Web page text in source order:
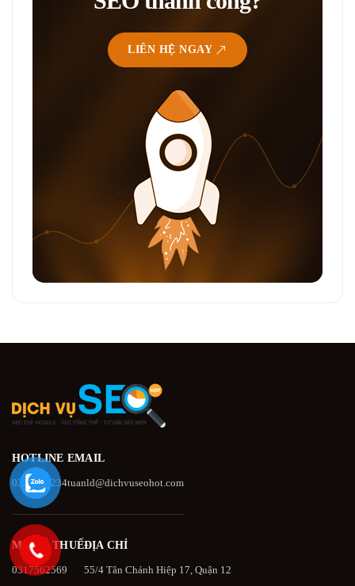
LIÊN HỆ NGAY
HOTLINE
0396039234
EMAIL
tuanld@dichvuseohot.com
MÃ SỐ THUẾ
0317562569
ĐỊA CHỈ
55/4 Tân Chánh Hiệp 17, Quận 12